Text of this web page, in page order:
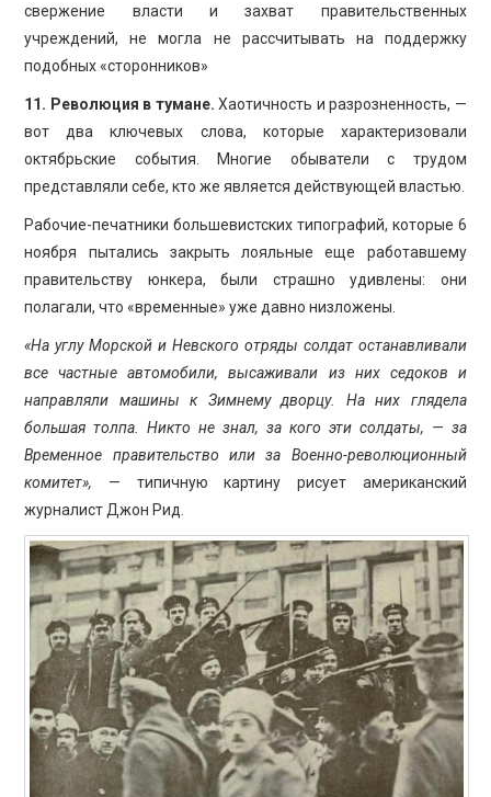
свержение власти и захват правительственных
учреждений, не могла не рассчитывать на поддержку
подобных «сторонников»
11. Революция в тумане.Хаотичность и разрозненность, —
вот два ключевых слова, которые характеризовали
октябрьские события. Многие обыватели с трудом
представляли себе, кто же является действующей властью.
Рабочие-печатники большевистских типографий, которые 6
ноября пытались закрыть лояльные еще работавшему
правительству юнкера, были страшно удивлены: они
полагали, что «временные» уже давно низложены.
«На углу Морской и Невского отряды солдат останавливали
все частные автомобили, высаживали из них седоков и
направляли машины к Зимнему дворцу. На них глядела
большая толпа. Никто не знал, за кого эти солдаты, — за
Временное правительство или за Военно-революционный
комитет», — типичную картину рисует американский
журналист Джон Рид.